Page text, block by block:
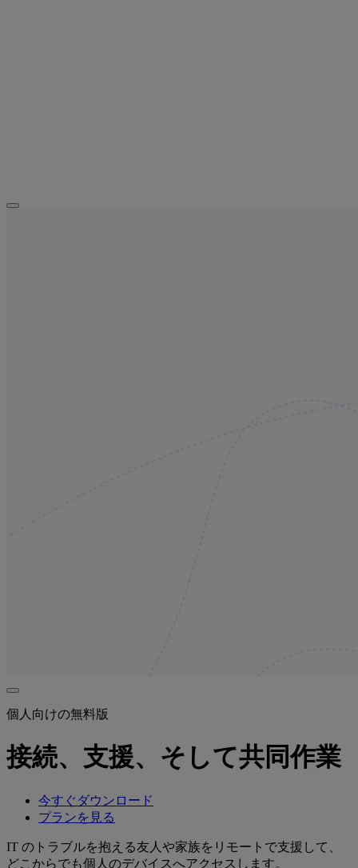
個人向けの無料版
接続、支援、そして共同作業
今すぐダウンロード
プランを見る
IT のトラブルを抱える友人や家族をリモートで支援して、
どこからでも個人のデバイスへアクセスします。